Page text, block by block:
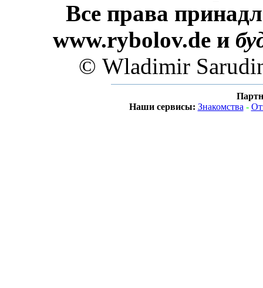
Все права
www.rybolov.de и
© Wladimir
Наши сервисы: Знакомства -